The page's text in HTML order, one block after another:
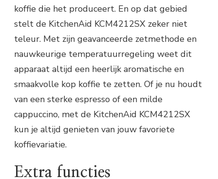
koffie die het produceert. En op dat gebied
stelt de KitchenAid KCM4212SX zeker niet
teleur. Met zijn geavanceerde zetmethode en
nauwkeurige temperatuurregeling weet dit
apparaat altijd een heerlijk aromatische en
smaakvolle kop koffie te zetten. Of je nu houdt
van een sterke espresso of een milde
cappuccino, met de KitchenAid KCM4212SX
kun je altijd genieten van jouw favoriete
koffievariatie.
Extra functies